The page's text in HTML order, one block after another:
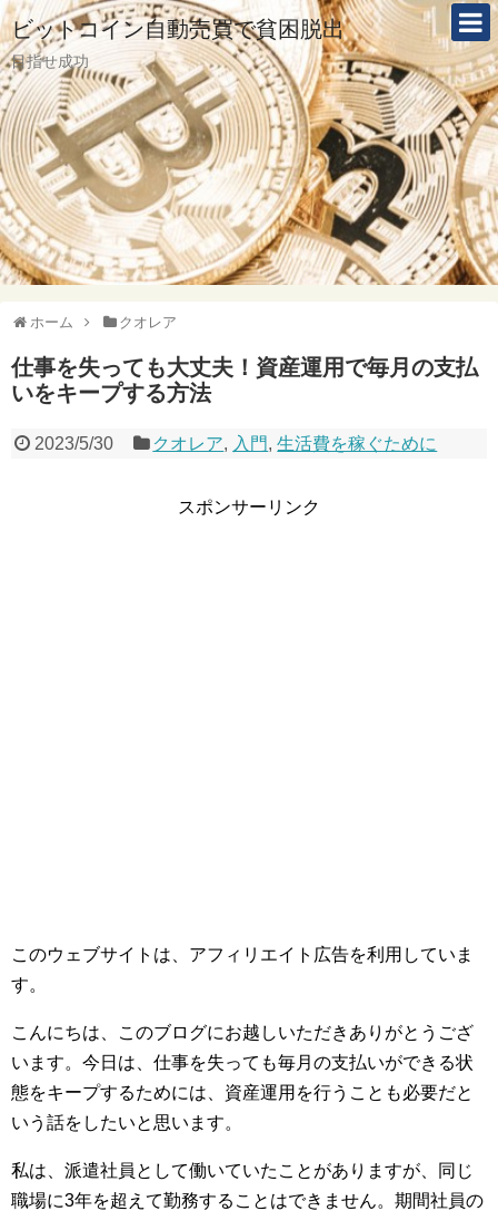
ビットコイン自動売買で貧困脱出
目指せ成功
ホーム クオレア
仕事を失っても大丈夫！資産運用で毎月の支払
いをキープする方法
2023/5/30 クオレア, 入門,生活費を稼ぐために
スポンサーリンク
このウェブサイトは、アフィリエイト広告を利用していま
す。
こんにちは、このブログにお越しいただきありがとうござ
います。今日は、仕事を失っても毎月の支払いができる状
態をキープするためには、資産運用を行うことも必要だと
いう話をしたいと思います。
私は、派遣社員として働いていたことがありますが、同じ
職場に3年を超えて勤務することはできません。期間社員の